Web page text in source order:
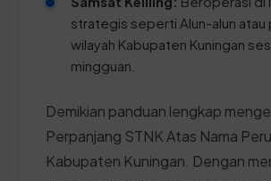
strategis seperti Alun-alun atau
wilayah Kabupaten Kuningan
mingguan.
Demikian panduan lengkap
Perpanjang STNK Atas Nama
Kabupaten Kuningan. Dengan